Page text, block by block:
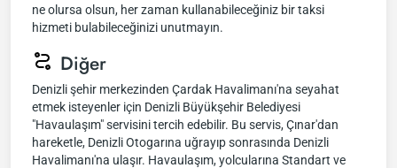
ne olursa olsun, her zaman kullanabileceğiniz bir taksi
hizmeti bulabileceğinizi unutmayın.
Diğer
Denizli şehir merkezinden Çardak Havalimanı'na seyahat
etmek isteyenler için Denizli Büyükşehir Belediyesi
"Havaulaşım" servisini tercih edebilir. Bu servis, Çınar'dan
hareketle, Denizli Otogarına uğrayıp sonrasında Denizli
Havalimanı'na ulaşır. Havaulaşım, yolcularına Standart ve